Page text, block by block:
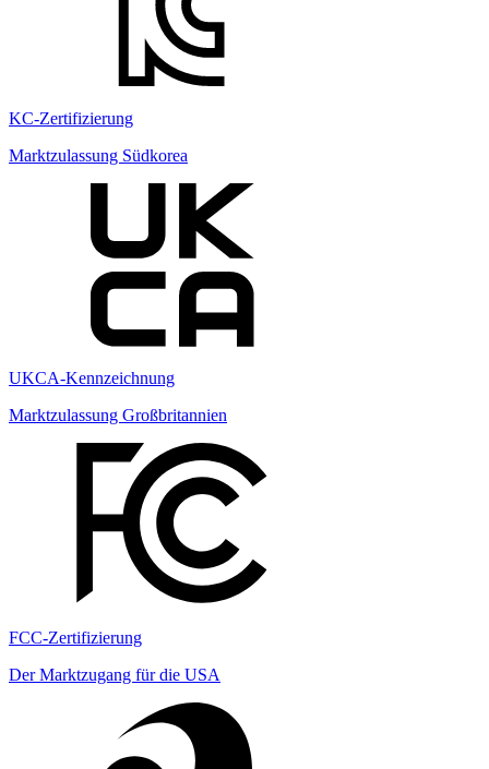
KC-Zertifizierung
Marktzulassung Südkorea
UKCA-Kennzeichnung
Marktzulassung Großbritannien
FCC-Zertifizierung
Der Marktzugang für die USA